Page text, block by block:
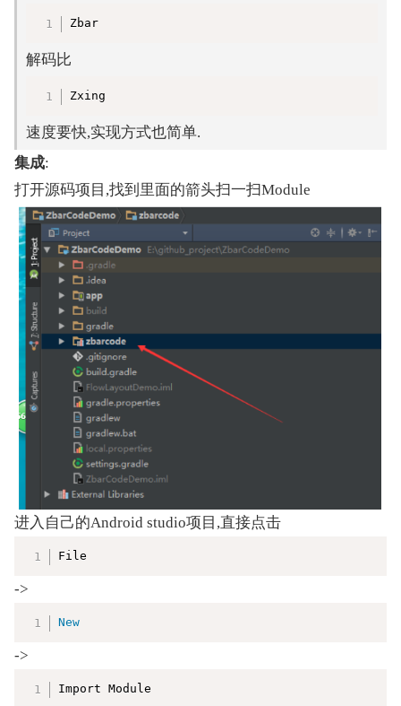
Zbar
解码比
Zxing
速度要快,实现方式也简单.
集成:
打开源码项目,找到里面的箭头扫一扫Module
进入自己的Android studio项目,直接点击
File
->
New
->
Import Module